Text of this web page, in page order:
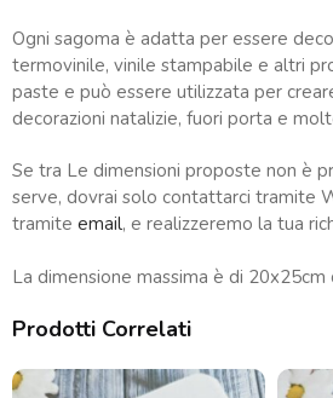
Ogni sagoma è adatta per essere
termovinile, vinile stampabile e altri
paste e può essere utilizzata per
decorazioni natalizie, fuori porta e
Se tra Le dimensioni proposte non è
serve, dovrai solo contattarci tramite
tramite email, e realizzeremo la tua
La dimensione massima è di 20x25cm
Prodotti Correlati